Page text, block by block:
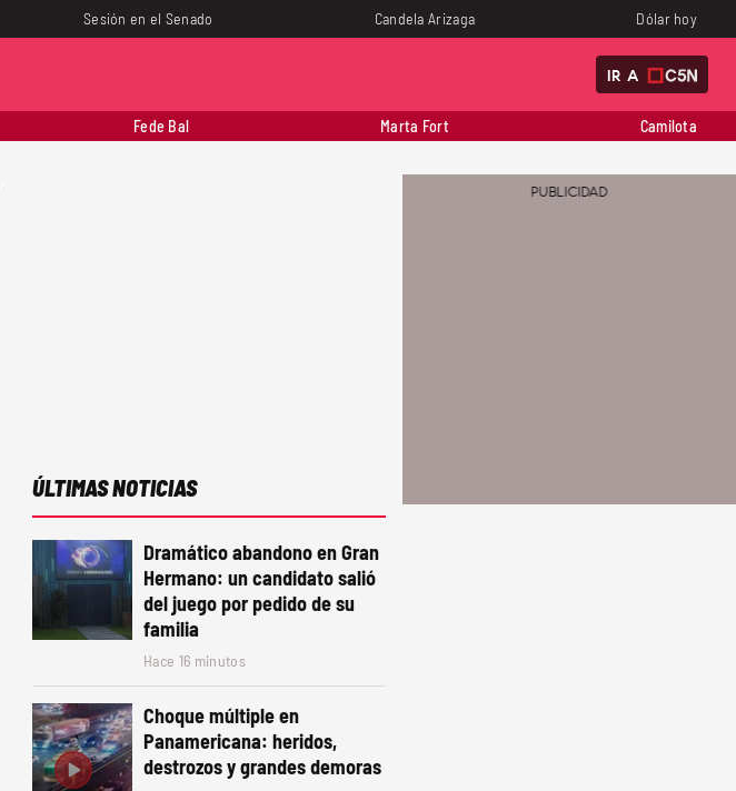
Sesión en el Senado Candela Arizaga Dólar hoy
IR A
Fede Bal Marta Fort Camilota
ÚLTIMAS NOTICIAS
Dramático abandono en Gran
Hermano: un candidato salió
del juego por pedido de su
familia
Hace 16 minutos
Choque múltiple en
Panamericana: heridos,
destrozos y grandes demoras